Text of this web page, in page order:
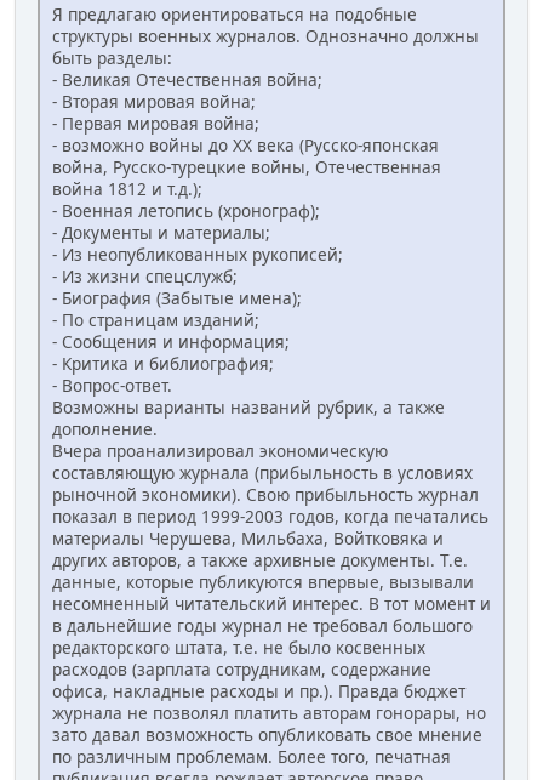
Я предлагаю ориентироваться на подобные
структуры военных журналов. Однозначно должны
быть разделы:
- Великая Отечественная война;
- Вторая мировая война;
- Первая мировая война;
- возможно войны до ХХ века (Русско-японская
война, Русско-турецкие войны, Отечественная
война 1812 и т.д.);
- Военная летопись (хронограф);
- Документы и материалы;
- Из неопубликованных рукописей;
- Из жизни спецслужб;
- Биография (Забытые имена);
- По страницам изданий;
- Сообщения и информация;
- Критика и библиография;
- Вопрос-ответ.
Возможны варианты названий рубрик, а также
дополнение.
Вчера проанализировал экономическую
составляющую журнала (прибыльность в условиях
рыночной экономики). Свою прибыльность журнал
показал в период 1999-2003 годов, когда печатались
материалы Черушева, Мильбаха, Войтковяка и
других авторов, а также архивные документы. Т.е.
данные, которые публикуются впервые, вызывали
несомненный читательский интерес. В тот момент и
в дальнейшие годы журнал не требовал большого
редакторского штата, т.е. не было косвенных
расходов (зарплата сотрудникам, содержание
офиса, накладные расходы и пр.). Правда бюджет
журнала не позволял платить авторам гонорары, но
зато давал возможность опубликовать свое мнение
по различным проблемам. Более того, печатная